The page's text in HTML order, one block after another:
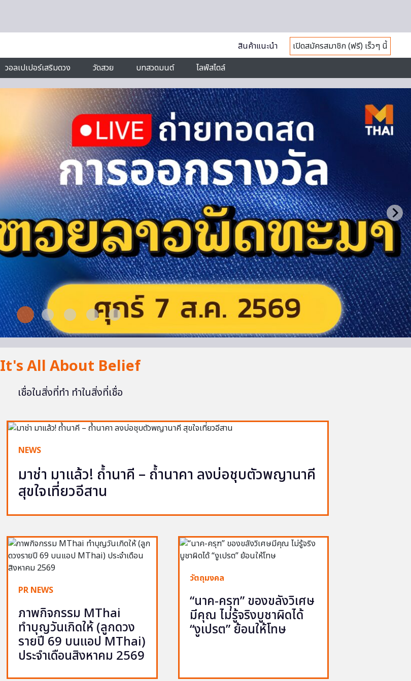
สินค้าแนะนำ
เปิดสมัครสมาชิก (ฟรี) เร็วๆ นี้
วอลเปเปอร์เสริมดวง วัดสวย บทสวดมนต์ ไลฟ์สไตล์
It's All About Belief
เชื่อในสิ่งที่ทำ ทำในสิ่งที่เชื่อ
NEWS
มาช่า มาแล้ว! ถ้ำนาคี – ถ้ำนาคา ลงบ่อชุบตัวพญานาคี
สุขใจเที่ยวอีสาน
PR NEWS
ภาพกิจกรรม MThai
ทำบุญวันเกิดให้ (ลูกดวง
รายปี 69 บนแอป MThai)
ประจำเดือนสิงหาคม 2569
วัตถุมงคล
“นาค-ครุฑ” ของขลังวิเศษ
มีคุณ ไม่รู้จริงบูชาผิดได้
“งูเปรต” ย้อนให้โทษ